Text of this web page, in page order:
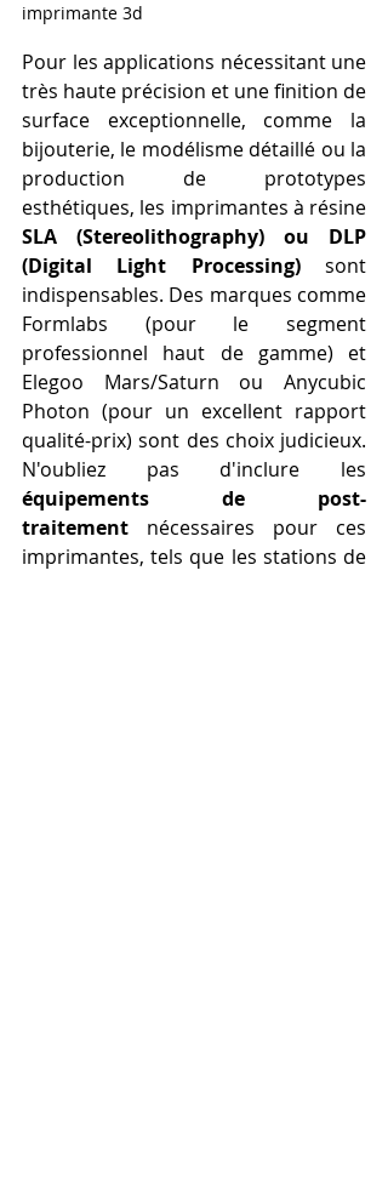
imprimante 3d
Pour les applications nécessitant une
très haute précision et une finition de
surface exceptionnelle, comme la
bijouterie, le modélisme détaillé ou la
production de prototypes
SLA (Stereolithography) ou DLP
(Digital Light Processing) sont
indispensables. Des marques comme
Formlabs (pour le segment
professionnel haut de gamme) et
Elegoo Mars/Saturn ou Anycubic
Photon (pour un excellent rapport
qualité-prix) sont des choix judicieux.
équipements de post-
traitement nécessaires pour ces
imprimantes, tels que les stations de